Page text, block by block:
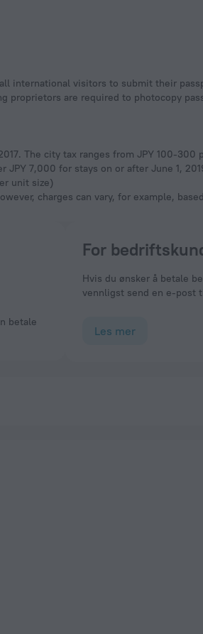
international visitors to submit their
are required to photocopy
The city tax ranges from JPY 100-
7,000 for stays on or after June 1,
unit size)
charges can vary, for example,
For
Hvis du ønsker å betale
vennligst send en e-post
Les mer